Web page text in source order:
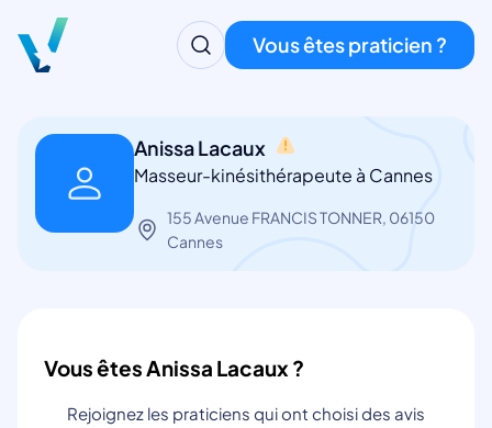
Vous êtes praticien ?
Anissa Lacaux
Masseur-kinésithérapeute à Cannes
155 Avenue FRANCIS TONNER, 06150
Cannes
Vous êtes Anissa Lacaux ?
Rejoignez les praticiens qui ont choisi des avis